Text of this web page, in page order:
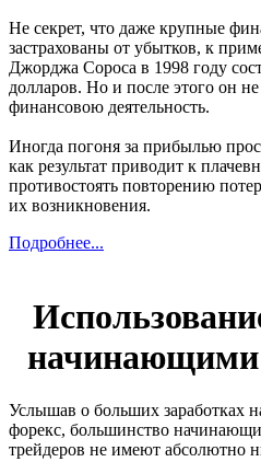
Не секрет, что даже крупные
застрахованы от убытков, к
Джорджа Сороса в 1998 году
долларов. Но и после этого он
финансовою деятельность.
Иногда погоня за прибылью
как результат приводит к
противостоять повторению
их возникновения.
Подробнее...
начинающими
Услышав о больших заработках
форекс, большинство
трейдеров не имеют абсолютно